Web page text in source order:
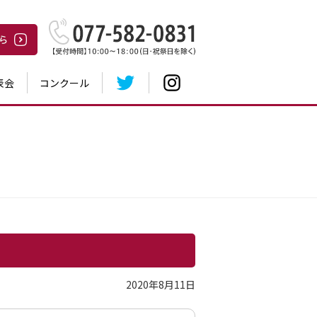
会 コンクール
2020年8月11日